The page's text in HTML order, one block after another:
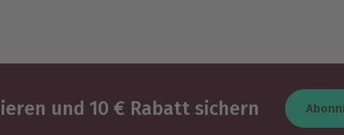
und 10 € Rabatt sichern